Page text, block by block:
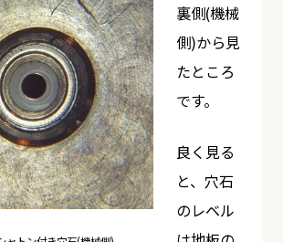
裏側(機械
側)から見
たところ
です。
良く見る
と、穴石
のレベル